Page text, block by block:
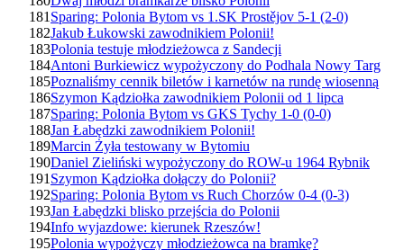
181 Sparing: Polonia Bytom vs 1.SK Prostějov 5-1 (2-0)
182Jakub Łukowski zawodnikiem Polonii!
183Polonia testuje młodzieżowca z Sandecji
184Antoni Burkiewicz wypożyczony do Podhala Nowy Targ
185Poznaliśmy cennik biletów i karnetów na rundę wiosenną
186Szymon Kądziołka zawodnikiem Polonii od 1 lipca
187Sparing: Polonia Bytom vs GKS Tychy 1-0 (0-0)
188Jan Łabędzki zawodnikiem Polonii!
189Marcin Żyła testowany w Bytomiu
190Daniel Zieliński wypożyczony do ROW-u 1964 Rybnik
191 Szymon Kądziołka dołączy do Polonii?
192Sparing: Polonia Bytom vs Ruch Chorzów 0-4 (0-3)
193Jan Łabędzki blisko przejścia do Polonii
194Info wyjazdowe: kierunek Rzeszów!
195Polonia wypożyczy młodzieżowca na bramkę?